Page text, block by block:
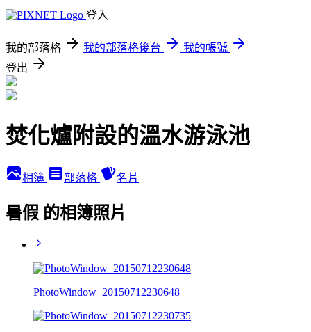
登入
我的部落格 我的部落格後台
我的帳號
登出
焚化爐附設的溫水游泳池
相簿 部落格 名片
暑假 的相簿照片
PhotoWindow_20150712230648